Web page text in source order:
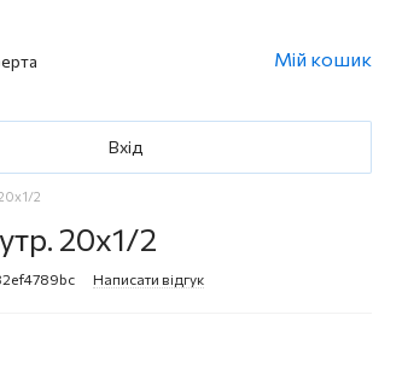
Мій кошик
Вхід
2
20х1/2
Написати відгук